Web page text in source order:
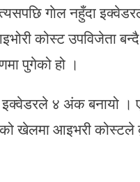
गाेल नहुँदा
कोस्ट उपविजेता
पुगेको हो ।
इक्वेडरले ४ अंक बनायो
खेलमा आइभरी